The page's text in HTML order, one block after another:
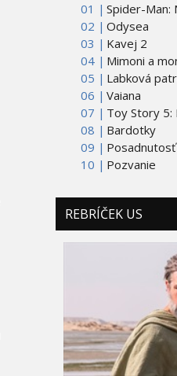
01 | Spider-Man:
02 | Odysea
03 | Kavej 2
04 | Mimoni a
05 | Labková
06 | Vaiana
07 | Toy Story 5:
08 | Bardotky
09 | Posadnutosť
10 | Pozvanie
REBRÍČEK US